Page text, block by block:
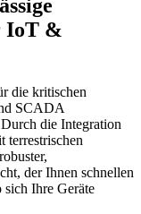
IoT &
die kritischen
SCADA
die Integration
terrestrischen
der Ihnen schnellen
Ihre Geräte